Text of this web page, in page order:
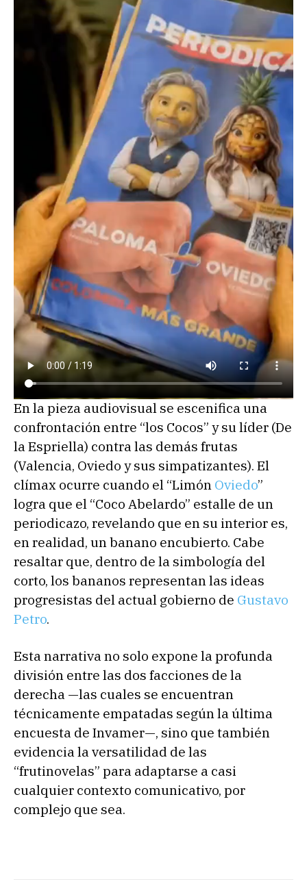
En la pieza audiovisual se escenifica una
confrontación entre “los Cocos” y su líder (De
la Espriella) contra las demás frutas
(Valencia, Oviedo y sus simpatizantes). El
clímax ocurre cuando el “Limón Oviedo”
logra que el “Coco Abelardo” estalle de un
periodicazo, revelando que en su interior es,
en realidad, un banano encubierto. Cabe
resaltar que, dentro de la simbología del
corto, los bananos representan las ideas
progresistas del actual gobierno de Gustavo
Petro.
Esta narrativa no solo expone la profunda
división entre las dos facciones de la
derecha —las cuales se encuentran
técnicamente empatadas según la última
encuesta de Invamer—, sino que también
evidencia la versatilidad de las
“frutinovelas” para adaptarse a casi
cualquier contexto comunicativo, por
complejo que sea.